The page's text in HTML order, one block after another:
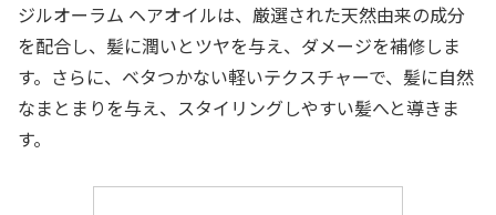
ジルオーラム ヘアオイルは、厳選された天然由来の成分
を配合し、髪に潤いとツヤを与え、ダメージを補修しま
す。さらに、ベタつかない軽いテクスチャーで、髪に自然
なまとまりを与え、スタイリングしやすい髪へと導きま
す。